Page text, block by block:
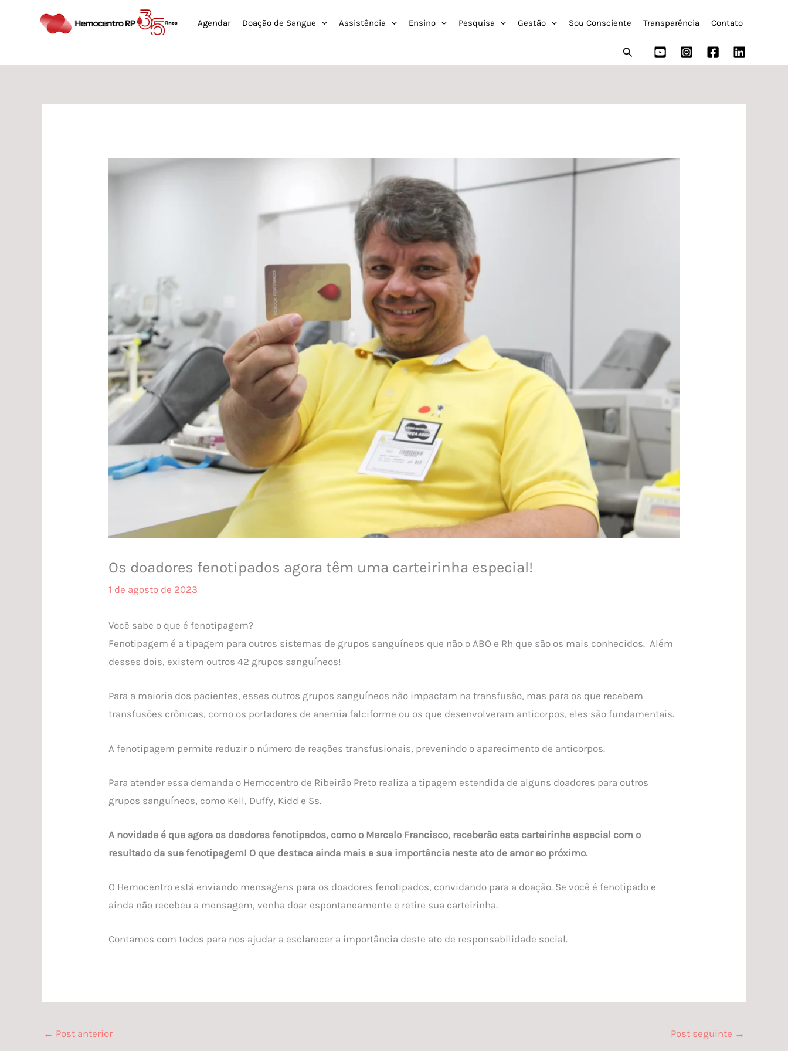
conteúdo
Agendar Doação de Sangue Assistência Ensino Pesquisa Gestão Sou Consciente Transparência Contato
Pesquisar
Os doadores fenotipados agora têm uma carteirinha especial!
1 de agosto de 2023
Você sabe o que é fenotipagem?
Fenotipagem é a tipagem para outros sistemas de grupos sanguíneos que não o ABO e Rh que são os mais conhecidos. Além
desses dois, existem outros 42 grupos sanguíneos!
Para a maioria dos pacientes, esses outros grupos sanguíneos não impactam na transfusão, mas para os que recebem
transfusões crônicas, como os portadores de anemia falciforme ou os que desenvolveram anticorpos, eles são fundamentais.
A fenotipagem permite reduzir o número de reações transfusionais, prevenindo o aparecimento de anticorpos.
Para atender essa demanda o Hemocentro de Ribeirão Preto realiza a tipagem estendida de alguns doadores para outros
grupos sanguíneos, como Kell, Duffy, Kidd e Ss.
A novidade é que agora os doadores fenotipados, como o Marcelo Francisco, receberão esta carteirinha especial com o
resultado da sua fenotipagem! O que destaca ainda mais a sua importância neste ato de amor ao próximo.
O Hemocentro está enviando mensagens para os doadores fenotipados, convidando para a doação. Se você é fenotipado e
ainda não recebeu a mensagem, venha doar espontaneamente e retire sua carteirinha.
Contamos com todos para nos ajudar a esclarecer a importância deste ato de responsabilidade social.
← Post anterior Post seguinte →